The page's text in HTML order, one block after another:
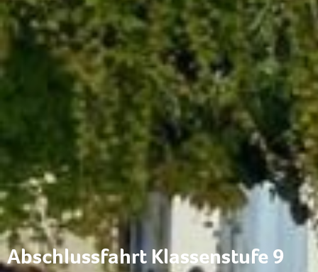
Abschlussfahrt Klassenstufe 9